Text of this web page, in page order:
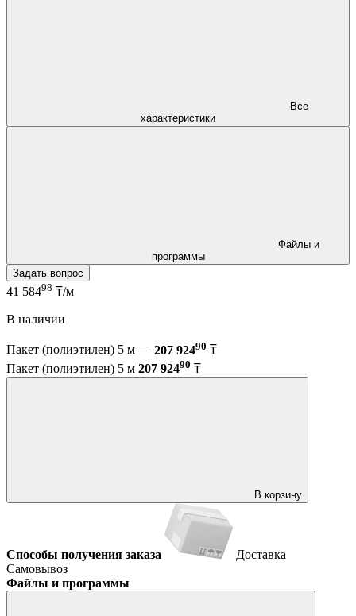
характеристики
программы
Задать вопрос
41 58498 ₸/м
В наличии
Пакет (полиэтилен) 5 м — 207 92490 ₸
Пакет (полиэтилен) 5 м 207 92490 ₸
В корзину
Способы получения заказа
Доставка
Самовывоз
Файлы и программы